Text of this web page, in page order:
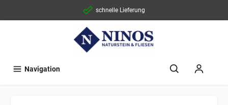
schnelle Lieferung
Navigation